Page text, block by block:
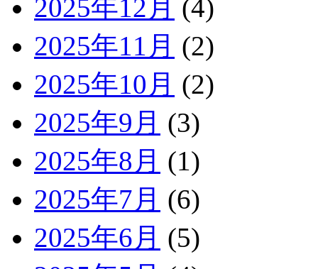
2025年12月 (4)
2025年11月 (2)
2025年10月 (2)
2025年9月 (3)
2025年8月 (1)
2025年7月 (6)
2025年6月 (5)